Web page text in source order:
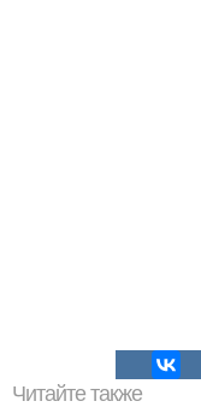
Читайте также